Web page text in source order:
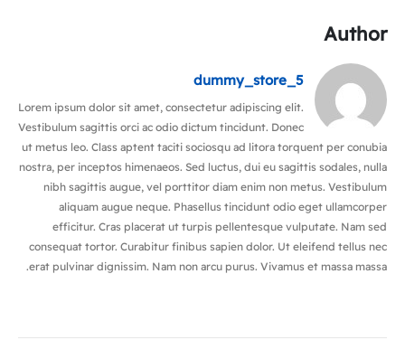
Author
dummy_store_5
Lorem ipsum dolor sit amet, consectetur adipiscing elit.
Vestibulum sagittis orci ac odio dictum tincidunt. Donec
ut metus leo. Class aptent taciti sociosqu ad litora torquent per conubia
nostra, per inceptos himenaeos. Sed luctus, dui eu sagittis sodales, nulla
nibh sagittis augue, vel porttitor diam enim non metus. Vestibulum
aliquam augue neque. Phasellus tincidunt odio eget ullamcorper
efficitur. Cras placerat ut turpis pellentesque vulputate. Nam sed
consequat tortor. Curabitur finibus sapien dolor. Ut eleifend tellus nec
erat pulvinar dignissim. Nam non arcu purus. Vivamus et massa massa.